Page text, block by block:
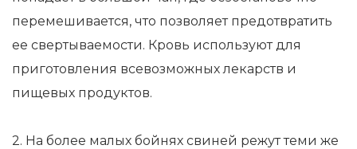
перемешивается, что позволяет предотвратить
ее свертываемости. Кровь используют для
приготовления всевозможных лекарств и
пищевых продуктов.
2. На более малых бойнях свиней режут теми же